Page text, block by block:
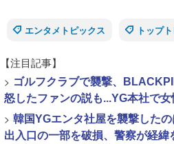
エンタメトピックス
トップ
【注目記事】
> ゴルフクラブで襲撃、
怒したファンの説も...YG本社で女
> 韓国YGエンタ社屋を襲撃した
出入口の一部を破損、警察が経緯